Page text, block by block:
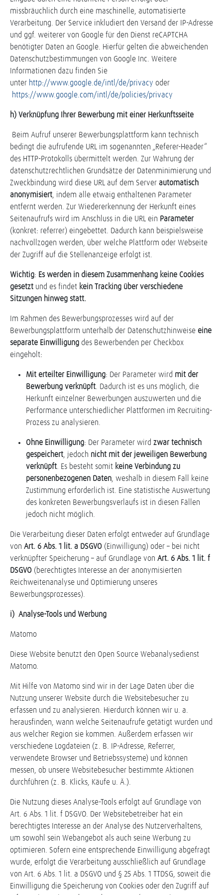
missbräuchlich durch eine maschinelle, automatisierte
Verarbeitung. Der Service inkludiert den Versand der IP-Adresse
und ggf. weiterer von Google für den Dienst reCAPTCHA
benötigter Daten an Google. Hierfür gelten die abweichenden
Datenschutzbestimmungen von Google Inc. Weitere
Informationen dazu finden Sie
unter http://www.google.de/intl/de/privacy oder
https://www.google.com/intl/de/policies/privacy
h) Verknüpfung Ihrer Bewerbung mit einer Herkunftsseite
Beim Aufruf unserer Bewerbungsplattform kann technisch
bedingt die aufrufende URL im sogenannten „Referer-Header“
des HTTP-Protokolls übermittelt werden. Zur Wahrung der
datenschutzrechtlichen Grundsätze der Datenminimierung und
Zweckbindung wird diese URL auf dem Server automatisch
anonymisiert, indem alle etwaig enthaltenen Parameter
entfernt werden. Zur Wiedererkennung der Herkunft eines
Seitenaufrufs wird im Anschluss in die URL ein Parameter
(konkret: referrer) eingebettet. Dadurch kann beispielsweise
nachvollzogen werden, über welche Plattform oder Webseite
der Zugriff auf die Stellenanzeige erfolgt ist.
Wichtig: Es werden in diesem Zusammenhang keine Cookies
gesetzt und es findet kein Tracking über verschiedene
Sitzungen hinweg statt.
Im Rahmen des Bewerbungsprozesses wird auf der
Bewerbungsplattform unterhalb der Datenschutzhinweise eine
separate Einwilligung des Bewerbenden per Checkbox
eingeholt:
Mit erteilter Einwilligung: Der Parameter wird mit der
Bewerbung verknüpft. Dadurch ist es uns möglich, die
Herkunft einzelner Bewerbungen auszuwerten und die
Performance unterschiedlicher Plattformen im Recruiting-
Prozess zu analysieren.
Ohne Einwilligung: Der Parameter wird zwar technisch
gespeichert, jedoch nicht mit der jeweiligen Bewerbung
verknüpft. Es besteht somit keine Verbindung zu
personenbezogenen Daten, weshalb in diesem Fall keine
Zustimmung erforderlich ist. Eine statistische Auswertung
des konkreten Bewerbungsverlaufs ist in diesen Fällen
jedoch nicht möglich.
Die Verarbeitung dieser Daten erfolgt entweder auf Grundlage
von Art. 6 Abs. 1 lit. a DSGVO (Einwilligung) oder – bei nicht
verknüpfter Speicherung – auf Grundlage von Art. 6 Abs. 1 lit. f
DSGVO (berechtigtes Interesse an der anonymisierten
Reichweitenanalyse und Optimierung unseres
Bewerbungsprozesses).
i) Analyse-Tools und Werbung
Matomo
Diese Website benutzt den Open Source Webanalysedienst
Matomo.
Mit Hilfe von Matomo sind wir in der Lage Daten über die
Nutzung unserer Website durch die Websitebesucher zu
erfassen und zu analysieren. Hierdurch können wir u. a.
herausfinden, wann welche Seitenaufrufe getätigt wurden und
aus welcher Region sie kommen. Außerdem erfassen wir
verschiedene Logdateien (z. B. IP-Adresse, Referrer,
verwendete Browser und Betriebssysteme) und können
messen, ob unsere Websitebesucher bestimmte Aktionen
durchführen (z. B. Klicks, Käufe u. Ä.).
Die Nutzung dieses Analyse-Tools erfolgt auf Grundlage von
Art. 6 Abs. 1 lit. f DSGVO. Der Websitebetreiber hat ein
berechtigtes Interesse an der Analyse des Nutzerverhaltens,
um sowohl sein Webangebot als auch seine Werbung zu
optimieren. Sofern eine entsprechende Einwilligung abgefragt
wurde, erfolgt die Verarbeitung ausschließlich auf Grundlage
von Art. 6 Abs. 1 lit. a DSGVO und § 25 Abs. 1 TTDSG, soweit die
Einwilligung die Speicherung von Cookies oder den Zugriff auf